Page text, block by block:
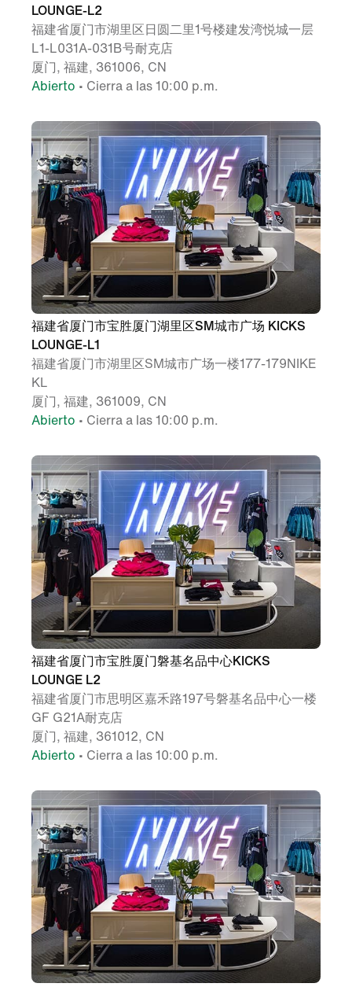
LOUNGE-L2
福建省厦门市湖里区日圆二里1号楼建发湾悦城一层
L1-L031A-031B号耐克店
厦门, 福建, 361006, CN
Abierto • Cierra a las 10:00 p.m.
福建省厦门市宝胜厦门湖里区SM城市广场 KICKS
LOUNGE-L1
福建省厦门市湖里区SM城市广场一楼177-179NIKE
KL
厦门, 福建, 361009, CN
Abierto • Cierra a las 10:00 p.m.
福建省厦门市宝胜厦门磐基名品中心KICKS
LOUNGE L2
福建省厦门市思明区嘉禾路197号磐基名品中心一楼
GF G21A耐克店
厦门, 福建, 361012, CN
Abierto • Cierra a las 10:00 p.m.